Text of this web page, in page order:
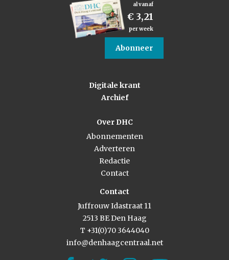
al vanaf
€ 3,21
per week
Abonneer
Digitale krant
Archief
Over DHC
Abonnementen
Adverteren
Redactie
Contact
Contact
Juffrouw Idastraat 11
2513 BE Den Haag
T +31(0)70 3644040
info@denhaagcentraal.net